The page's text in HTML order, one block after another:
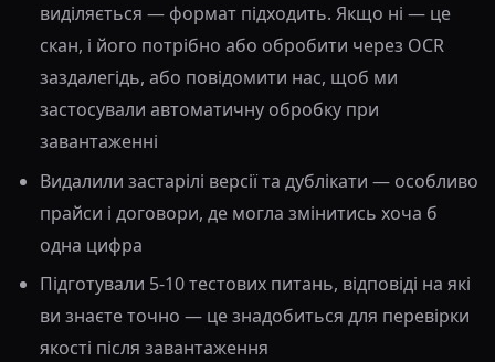
виділяється — формат підходить. Якщо ні — це
скан, і його потрібно або обробити через OCR
заздалегідь, або повідомити нас, щоб ми
застосували автоматичну обробку при
завантаженні
Видалили застарілі версії та дублікати — особливо
прайси і договори, де могла змінитись хоча б
одна цифра
Підготували 5-10 тестових питань, відповіді на які
ви знаєте точно — це знадобиться для перевірки
якості після завантаження